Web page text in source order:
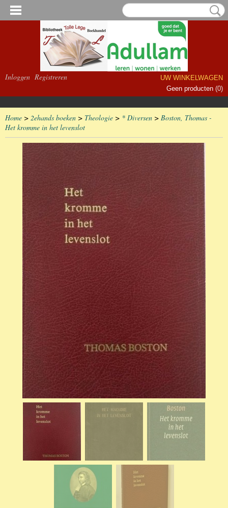
Inloggen Registreren
UW WINKELWAGEN
Geen producten (0)
Home > 2ehands boeken > Theologie > * Diversen > Boston, Thomas -
Het kromme in het levenslot